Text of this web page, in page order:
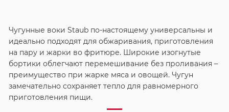
Чугунные воки Staub по-настоящему универсальны и
идеально подходят для обжаривания, приготовления
на пару и жарки во фритюре. Широкие изогнутые
бортики облегчают перемешивание без проливания –
преимущество при жарке мяса и овощей. Чугун
замечательно сохраняет тепло для равномерного
приготовления пищи.